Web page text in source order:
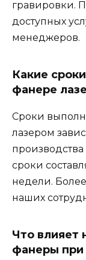
гравировки.
доступных
менеджеров.
Какие
фанере
Сроки
лазером
сроки
недели.
наших
Что влияет
фанеры при